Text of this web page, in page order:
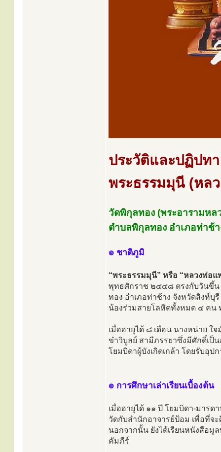
ประวัติและปฏิปทา
พระธรรมมุนี (หล
วัดพิกุลทอง (พระอารามหล
ตำบลพิกุลทอง อำเภอท่าช้
๏ ชาติภูมิ
“พระธรรมมุนี” หรือ “หลวงพ่อแ
พุทธศักราช ๒๔๔๘ ตรงกับวันขึ้น
ทอง อำเภอท่าช้าง จังหวัดสิงห์บุ
น้องร่วมสายโลหิตทั้งหมด ๔ คน
เมื่ออายุได้ ๘ เดือน นางหน่าย ใ
ขำวิบูลย์ สามีภรรยาซึ่งมีศักดิ์เป็
โยมบิดาผู้บังเกิดเกล้า โดยรับอุป
๏ การศึกษาเล่าเรียนเบื้องต้น
เมื่ออายุได้ ๑๑ ปี โยมบิดา-มารด
วัดกับสำนักอาจารย์ป้อม เพื่อที่จ
นอกจากนั้น ยังได้เรียนหนังสือมู
คัมภีร์